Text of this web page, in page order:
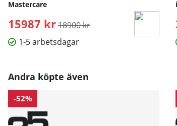
Mastercare
15987 kr Ordinarie pris:
18900 kr
1-5 arbetsdagar
Andra köpte även
-52%